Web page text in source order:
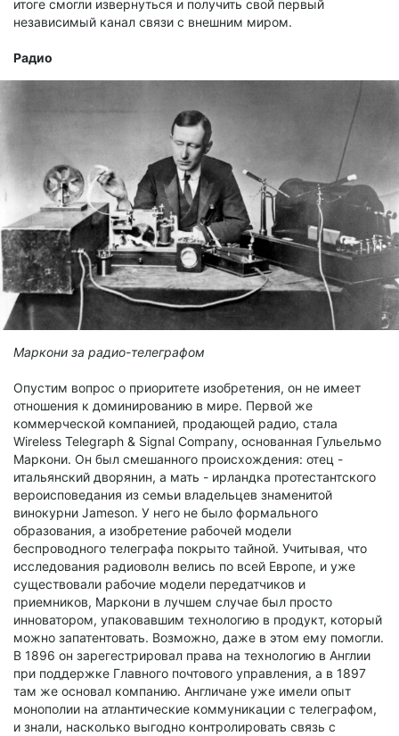
итоге смогли извернуться и получить свой первый
независимый канал связи с внешним миром.
Радио
Маркони за радио-телеграфом
Опустим вопрос о приоритете изобретения, он не имеет
отношения к доминированию в мире. Первой же
коммерческой компанией, продающей радио, стала
Wireless Telegraph & Signal Company, основанная Гульельмо
Маркони. Он был смешанного происхождения: отец -
итальянский дворянин, а мать - ирландка протестантского
вероисповедания из семьи владельцев знаменитой
винокурни Jameson. У него не было формального
образования, а изобретение рабочей модели
беспроводного телеграфа покрыто тайной. Учитывая, что
исследования радиоволн велись по всей Европе, и уже
существовали рабочие модели передатчиков и
приемников, Маркони в лучшем случае был просто
инноватором, упаковавшим технологию в продукт, который
можно запатентовать. Возможно, даже в этом ему помогли.
В 1896 он зарегестрировал права на технологию в Англии
при поддержке Главного почтового управления, а в 1897
там же основал компанию. Англичане уже имели опыт
монополии на атлантические коммуникации с телеграфом,
и знали, насколько выгодно контролировать связь с